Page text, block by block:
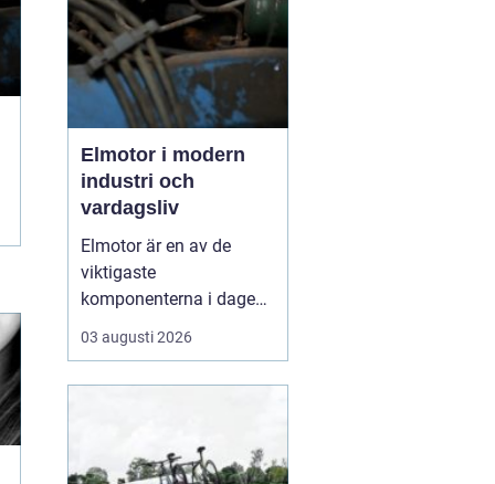
material, utförande05
augusti 2026
Elmotor i modern
industri och
vardagsliv
Elmotor är en av de
viktigaste
komponenterna i dagens
samhälle, från små
hushållsapparater till
driftsäkerhet, lägre ...
03 augusti 2026